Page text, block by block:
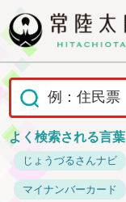
よく検索される言葉
じょうづるさんナビ
マイナンバーカード